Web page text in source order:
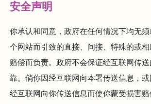
安全声明
你承认和同意，政府在任何情况下均无
个网站而引致的直接、间接、特殊的或
赔偿而负责。政府不会保证经互联网传
靠。倘你因经互联网向本署传送信息，
经互联网向你传送信息而使你蒙受损害